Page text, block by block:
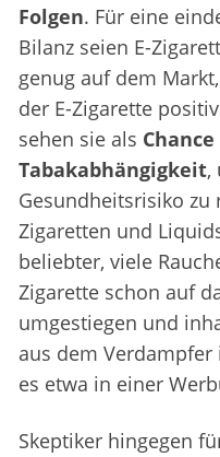
Folgen. Für eine
Bilanz seien E-
genug auf dem
der E-Zigarette
sehen sie als
Tabakabhängigkeit,
Gesundheitsrisiko zu
Zigaretten und
beliebter, viele
Zigarette schon auf
umgestiegen und
aus dem
es etwa in einer
Skeptiker hingegen